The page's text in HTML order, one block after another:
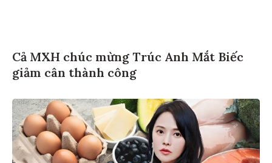
Cả MXH chúc mừng Trúc Anh Mắt Biếc
giảm cân thành công